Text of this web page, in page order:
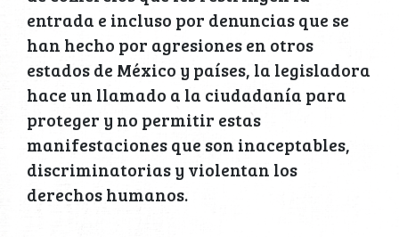
entrada e incluso por denuncias que se
han hecho por agresiones en otros
estados de México y países, la legisladora
hace un llamado a la ciudadanía para
proteger y no permitir estas
manifestaciones que son inaceptables,
discriminatorias y violentan los
derechos humanos.